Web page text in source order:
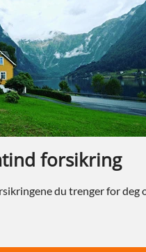
forsikring
du trenger for deg